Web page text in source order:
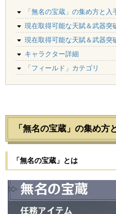
「無名の宝蔵」の集め方と入
現在取得可能な天賦＆武器突
現在取得可能な天賦＆武器突
キャラクター詳細
「フィールド」カテゴリ
「無名の宝蔵」の集め方
「無名の宝蔵」とは